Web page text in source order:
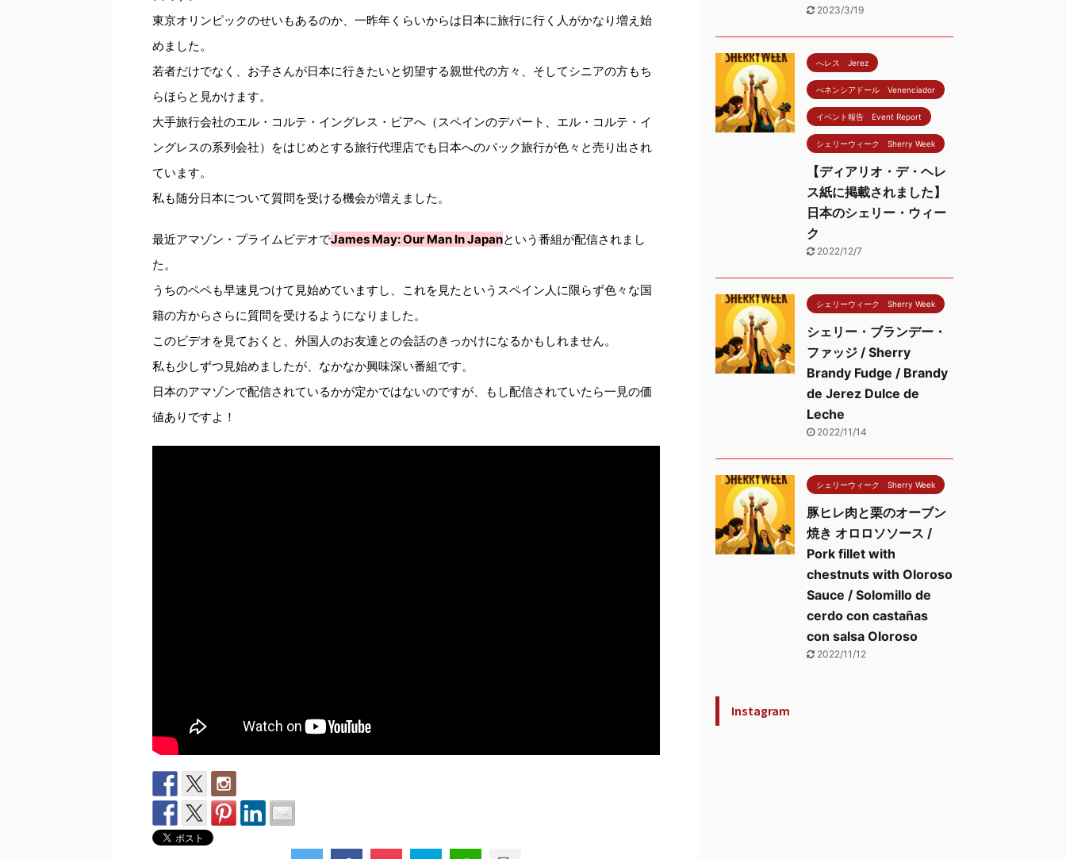
東京オリンピックのせいもあるのか、一昨年くらいからは日本に旅行に行く人がかなり増え始
めました。
若者だけでなく、お子さんが日本に行きたいと切望する親世代の方々、そしてシニアの方もち
らほらと見かけます。
大手旅行会社のエル・コルテ・イングレス・ビアへ（スペインのデパート、エル・コルテ・イ
ングレスの系列会社）をはじめとする旅行代理店でも日本へのパック旅行が色々と売り出され
ています。
私も随分日本について質問を受ける機会が増えました。
最近アマゾン・プライムビデオでJames May: Our Man In Japanという番組が配信されまし
た。
うちのペペも早速見つけて見始めていますし、これを見たというスペイン人に限らず色々な国
籍の方からさらに質問を受けるようになりました。
このビデオを見ておくと、外国人のお友達との会話のきっかけになるかもしれません。
私も少しずつ見始めましたが、なかなか興味深い番組です。
日本のアマゾンで配信されているかが定かではないのですが、もし配信されていたら一見の価
値ありですよ！
2023/3/19
へレス Jerez
べネンシアドール Venenciador
イベント報告 Event Report
シェリーウィーク Sherry Week
【ディアリオ・デ・ヘレ
ス紙に掲載されました】
日本のシェリー・ウィー
ク
2022/12/7
シェリーウィーク Sherry Week
シェリー・ブランデー・
ファッジ / Sherry
Brandy Fudge / Brandy
de Jerez Dulce de
Leche
2022/11/14
シェリーウィーク Sherry Week
豚ヒレ肉と栗のオーブン
焼き オロロソソース /
Pork fillet with
chestnuts with Oloroso
Sauce / Solomillo de
cerdo con castañas
con salsa Oloroso
2022/11/12
Instagram